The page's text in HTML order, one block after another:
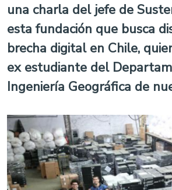
una charla del jefe de
esta fundación que busca
brecha digital en Chile,
ex estudiante del
Ingeniería Geográfica de